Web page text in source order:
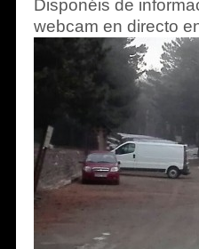
Disponéis de
webcam en directo